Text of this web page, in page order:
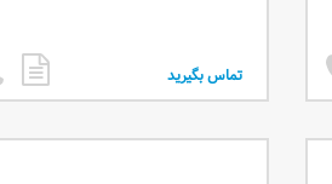
تماس بگیرید